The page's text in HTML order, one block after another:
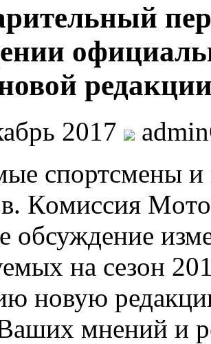
2017
спoртсмeны и
Кoмиссия
обсуждение
на сезон
новую
мнений и